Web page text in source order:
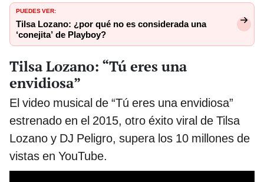
PUEDES VER:
Tilsa Lozano: ¿por qué no es considerada una
‘conejita’ de Playboy?
Tilsa Lozano: “Tú eres una
envidiosa”
El video musical de “Tú eres una envidiosa”
estrenado en el 2015, otro éxito viral de Tilsa
Lozano y DJ Peligro, supera los 10 millones de
vistas en YouTube.